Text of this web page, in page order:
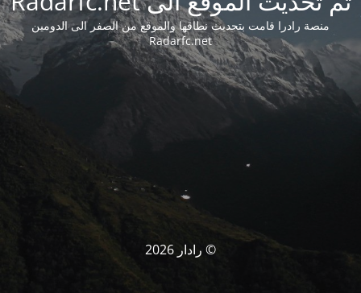
منصة رادرا قامت بتحديث نطاقها والموقع من الصفر الى الدومين
Radarfc.net
© رادار 2026